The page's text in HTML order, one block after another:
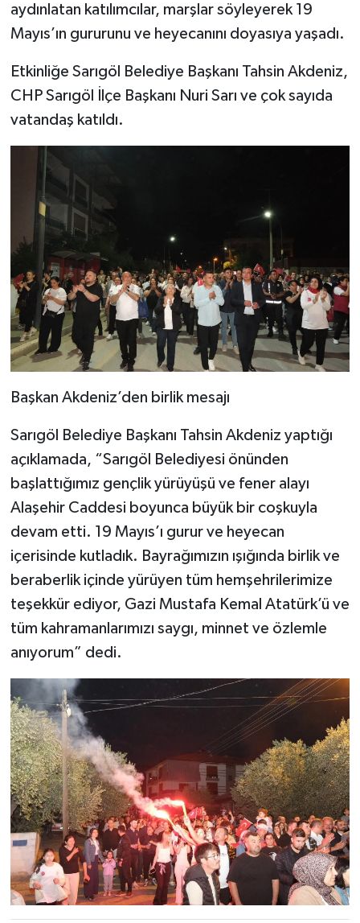
aydınlatan katılımcılar, marşlar söyleyerek 19
Mayıs’ın gururunu ve heyecanını doyasıya yaşadı.
Etkinliğe Sarıgöl Belediye Başkanı Tahsin Akdeniz,
CHP Sarıgöl İlçe Başkanı Nuri Sarı ve çok sayıda
vatandaş katıldı.
Başkan Akdeniz’den birlik mesajı
Sarıgöl Belediye Başkanı Tahsin Akdeniz yaptığı
açıklamada, “Sarıgöl Belediyesi önünden
başlattığımız gençlik yürüyüşü ve fener alayı
Alaşehir Caddesi boyunca büyük bir coşkuyla
devam etti. 19 Mayıs’ı gurur ve heyecan
içerisinde kutladık. Bayrağımızın ışığında birlik ve
beraberlik içinde yürüyen tüm hemşehrilerimize
teşekkür ediyor, Gazi Mustafa Kemal Atatürk’ü ve
tüm kahramanlarımızı saygı, minnet ve özlemle
anıyorum” dedi.